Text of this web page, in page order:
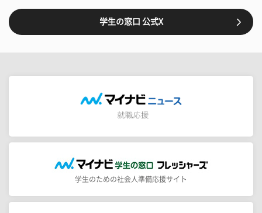
学生の窓口 公式X
学生のための社会人準備応援サイト